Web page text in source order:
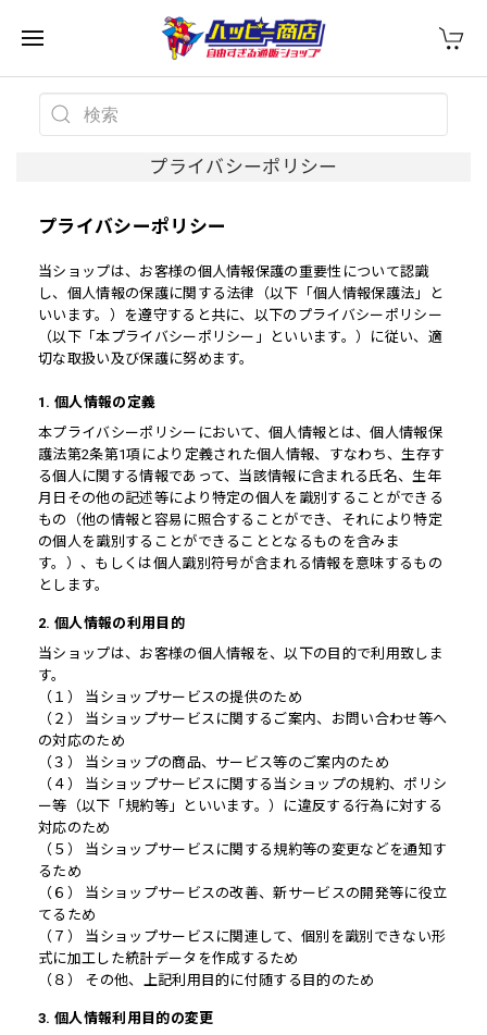
プライバシーポリシー
プライバシーポリシー
当ショップは、お客様の個人情報保護の重要性について認識
し、個人情報の保護に関する法律（以下「個人情報保護法」と
いいます。）を遵守すると共に、以下のプライバシーポリシー
（以下「本プライバシーポリシー」といいます。）に従い、適
切な取扱い及び保護に努めます。
1. 個人情報の定義
本プライバシーポリシーにおいて、個人情報とは、個人情報保
護法第2条第1項により定義された個人情報、すなわち、生存す
る個人に関する情報であって、当該情報に含まれる氏名、生年
月日その他の記述等により特定の個人を識別することができる
もの（他の情報と容易に照合することができ、それにより特定
の個人を識別することができることとなるものを含みま
す。）、もしくは個人識別符号が含まれる情報を意味するもの
とします。
2. 個人情報の利用目的
当ショップは、お客様の個人情報を、以下の目的で利用致しま
す。
（１） 当ショップサービスの提供のため
（２） 当ショップサービスに関するご案内、お問い合わせ等へ
の対応のため
（３） 当ショップの商品、サービス等のご案内のため
（４） 当ショップサービスに関する当ショップの規約、ポリシ
ー等（以下「規約等」といいます。）に違反する行為に対する
対応のため
（５） 当ショップサービスに関する規約等の変更などを通知す
るため
（６） 当ショップサービスの改善、新サービスの開発等に役立
てるため
（７） 当ショップサービスに関連して、個別を識別できない形
式に加工した統計データを作成するため
（８） その他、上記利用目的に付随する目的のため
3. 個人情報利用目的の変更